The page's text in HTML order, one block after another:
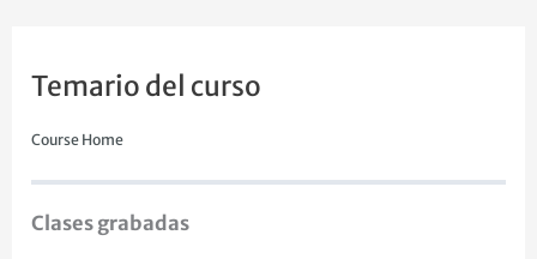
Temario del curso
Course Home
Clases grabadas